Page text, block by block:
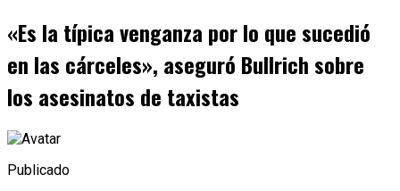
«Es la típica venganza por lo que sucedió
en las cárceles», aseguró Bullrich sobre
los asesinatos de taxistas
Publicado